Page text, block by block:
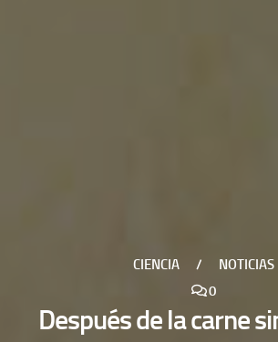
CIENCIA /
NOTICIAS
0
Después de la carne